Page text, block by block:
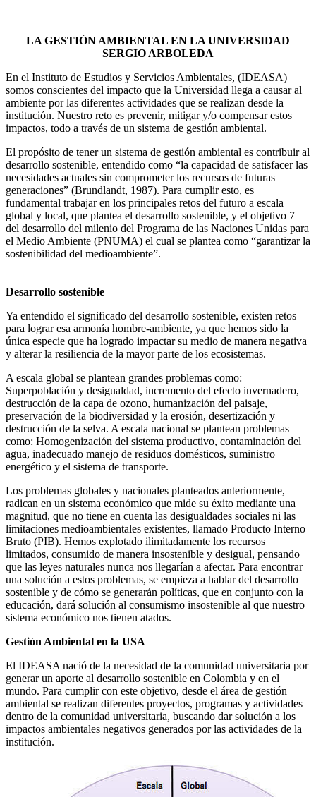
LA GESTIÓN AMBIENTAL EN LA UNIVERSIDAD
SERGIO ARBOLEDA
En el Instituto de Estudios y Servicios Ambientales, (IDEASA)
somos conscientes del impacto que la Universidad llega a causar al
ambiente por las diferentes actividades que se realizan desde la
institución. Nuestro reto es prevenir, mitigar y/o compensar estos
impactos, todo a través de un sistema de gestión ambiental.
El propósito de tener un sistema de gestión ambiental es contribuir al
desarrollo sostenible, entendido como “la capacidad de satisfacer las
necesidades actuales sin comprometer los recursos de futuras
generaciones” (Brundlandt, 1987). Para cumplir esto, es
fundamental trabajar en los principales retos del futuro a escala
global y local, que plantea el desarrollo sostenible, y el objetivo 7
del desarrollo del milenio del Programa de las Naciones Unidas para
el Medio Ambiente (PNUMA) el cual se plantea como “garantizar la
sostenibilidad del medioambiente”.
Desarrollo sostenible
Ya entendido el significado del desarrollo sostenible, existen retos
para lograr esa armonía hombre-ambiente, ya que hemos sido la
única especie que ha logrado impactar su medio de manera negativa
y alterar la resiliencia de la mayor parte de los ecosistemas.
A escala global se plantean grandes problemas como:
Superpoblación y desigualdad, incremento del efecto invernadero,
destrucción de la capa de ozono, humanización del paisaje,
preservación de la biodiversidad y la erosión, desertización y
destrucción de la selva. A escala nacional se plantean problemas
como: Homogenización del sistema productivo, contaminación del
agua, inadecuado manejo de residuos domésticos, suministro
energético y el sistema de transporte.
Los problemas globales y nacionales planteados anteriormente,
radican en un sistema económico que mide su éxito mediante una
magnitud, que no tiene en cuenta las desigualdades sociales ni las
limitaciones medioambientales existentes, llamado Producto Interno
Bruto (PIB). Hemos explotado ilimitadamente los recursos
limitados, consumido de manera insostenible y desigual, pensando
que las leyes naturales nunca nos llegarían a afectar. Para encontrar
una solución a estos problemas, se empieza a hablar del desarrollo
sostenible y de cómo se generarán políticas, que en conjunto con la
educación, dará solución al consumismo insostenible al que nuestro
sistema económico nos tienen atados.
Gestión Ambiental en la USA
El IDEASA nació de la necesidad de la comunidad universitaria por
generar un aporte al desarrollo sostenible en Colombia y en el
mundo. Para cumplir con este objetivo, desde el área de gestión
ambiental se realizan diferentes proyectos, programas y actividades
dentro de la comunidad universitaria, buscando dar solución a los
impactos ambientales negativos generados por las actividades de la
institución.